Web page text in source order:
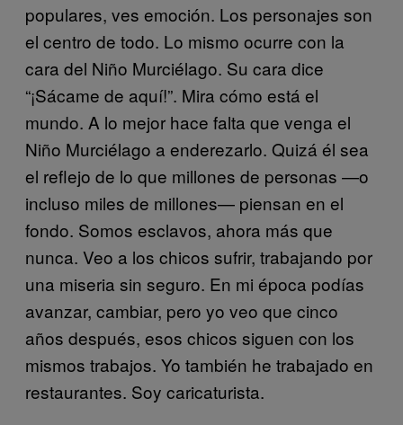
populares, ves emoción. Los personajes son
el centro de todo. Lo mismo ocurre con la
cara del Niño Murciélago. Su cara dice
“¡Sácame de aquí!”. Mira cómo está el
mundo. A lo mejor hace falta que venga el
Niño Murciélago a enderezarlo. Quizá él sea
el reflejo de lo que millones de personas —o
incluso miles de millones— piensan en el
fondo. Somos esclavos, ahora más que
nunca. Veo a los chicos sufrir, trabajando por
una miseria sin seguro. En mi época podías
avanzar, cambiar, pero yo veo que cinco
años después, esos chicos siguen con los
mismos trabajos. Yo también he trabajado en
restaurantes. Soy caricaturista.